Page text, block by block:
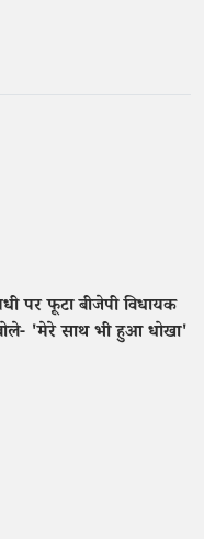
पर फूटा बीजेपी विधायक
'मेरे साथ भी हुआ धोखा'